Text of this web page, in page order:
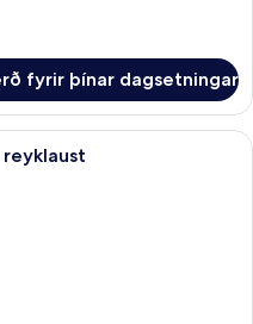
fyrir þínar dagsetningar
svíta - 1 tvíbreitt rúm -